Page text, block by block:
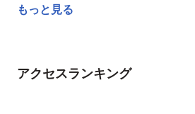
もっと見る
アクセスランキング